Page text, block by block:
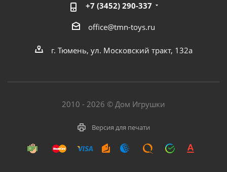
+7 (3452) 290-337
office@tmn-toys.ru
г. Тюмень, ул. Московский тракт, 132а
2010 - 2026 © Дом Игрушки
Версия для печати